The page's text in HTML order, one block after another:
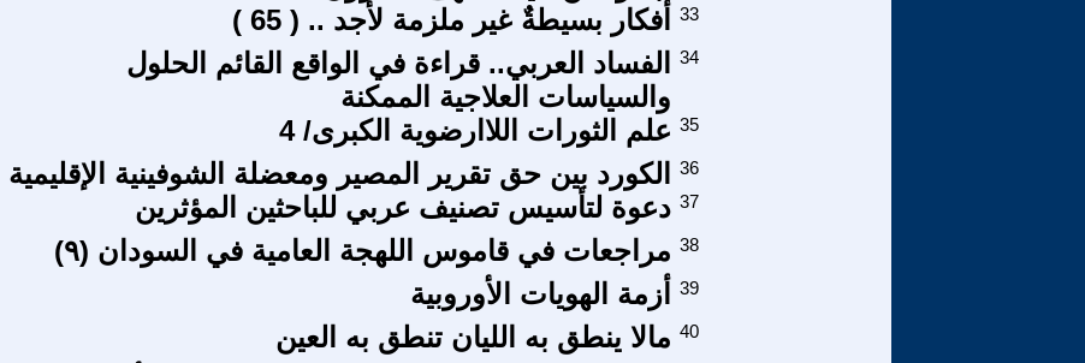
أفكار بسيطةٌ غير ملزمة لأجد .. ( 65 ) 33
الفساد العربي.. قراءة في الواقع القائم الحلول
والسياسات العلاجية الممكنة
34
علم الثورات اللاارضوية الكبرى/ 4 35
الكورد بين حق تقرير المصير ومعضلة الشوفينية الإقليمية
36
دعوة لتأسيس تصنيف عربي للباحثين المؤثرين 37
مراجعات في قاموس اللهجة العامية في السودان (٩) 38
أزمة الهويات الأوروبية 39
مالا ينطق به الليان تنطق به العين 40